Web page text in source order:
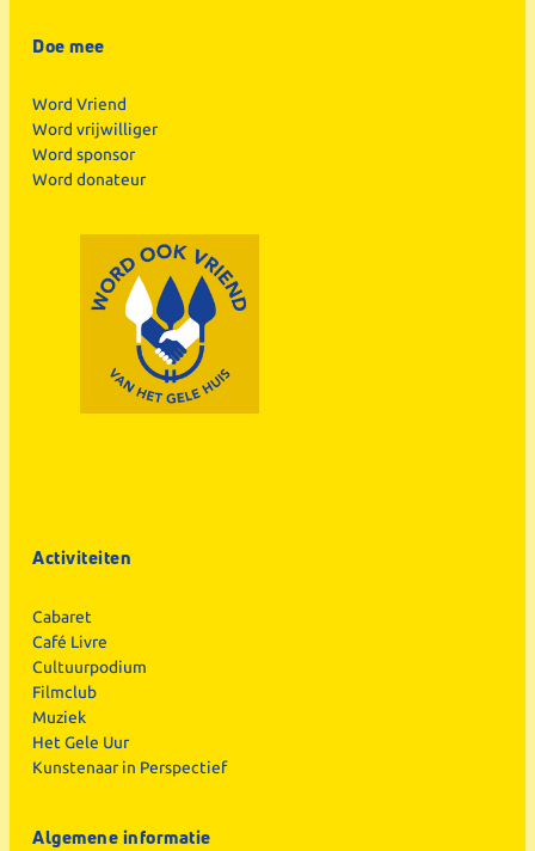
Doe mee
Word Vriend
Word vrijwilliger
Word sponsor
Word donateur
Activiteiten
Cabaret
Café Livre
Cultuurpodium
Filmclub
Muziek
Het Gele Uur
Kunstenaar in Perspectief
Algemene informatie